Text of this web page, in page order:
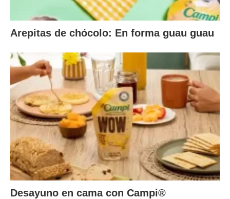
Arepitas de chócolo: En forma guau guau
Desayuno en cama con Campi®